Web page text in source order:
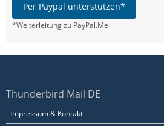
Per Paypal unterstützen*
*Weiterleitung zu PayPal.Me
Thunderbird Mail DE
Impressum & Kontakt